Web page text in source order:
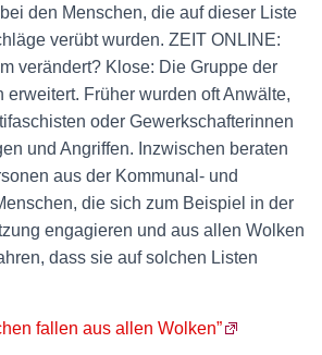
den Menschen, die auf dieser Liste
verübt wurden. ZEIT ONLINE:
verändert? Klose: Die Gruppe der
erweitert. Früher wurden oft Anwälte,
oder Gewerkschafterinnen
und Angriffen. Inzwischen beraten
aus der Kommunal- und
die sich zum Beispiel in der
engagieren und aus allen Wolken
dass sie auf solchen Listen
fallen aus allen Wolken”